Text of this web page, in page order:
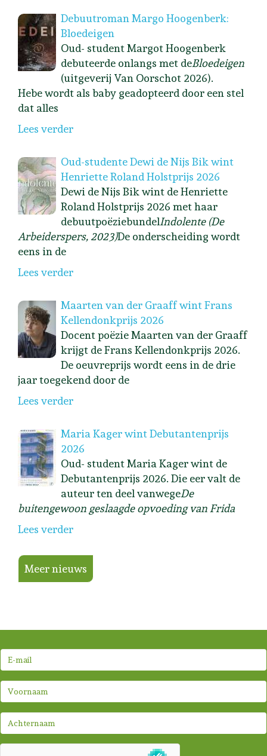
Debuutroman Margo Hoogenberk:
Bloedeigen
Oud- student Margot Hoogenberk
debuteerde onlangs met deBloedeigen
(uitgeverij Van Oorschot 2026).
Hebe wordt als baby geadopteerd door een stel
dat alles
Lees verder
Oud-studente Dewi de Nijs Bik wint
Henriette Roland Holstprijs 2026
Dewi de Nijs Bik wint de Henriette
Roland Holstprijs 2026 met haar
debuutpoëziebundelIndolente (De
Arbeiderspers, 2023)De onderscheiding wordt
eens in de
Lees verder
Maarten van der Graaff wint Frans
Kellendonkprijs 2026
Docent poëzie Maarten van der Graaff
krijgt de Frans Kellendonkprijs 2026.
De oeuvreprijs wordt eens in de drie
jaar toegekend door de
Lees verder
Maria Kager wint Debutantenprijs
2026
Oud- student Maria Kager wint de
Debutantenprijs 2026. Die eer valt de
auteur ten deel vanwegeDe
buitengewoon geslaagde opvoeding van Frida
Lees verder
Meer nieuws